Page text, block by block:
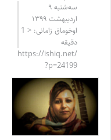
سه‌شنبه ۹
اردیبهشت ۱۳۹۹
اوخوماق زامانی: < 1
دقیقه
https://ishiq.net/
?p=24199